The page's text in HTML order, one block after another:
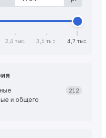
2,4 тыс. 3,6 тыс. 4,7 тыс.
и общего
212